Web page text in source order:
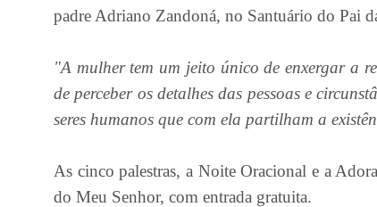
padre Adriano Zandoná, no Santuário do Pai
"A mulher tem um jeito único de enxergar a
de perceber os detalhes das pessoas e
seres humanos que com ela partilham a
As cinco palestras, a Noite Oracional e a
do Meu Senhor, com entrada gratuita.